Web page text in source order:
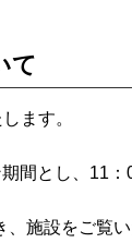
て
ます。
間とし、11
施設をご覧